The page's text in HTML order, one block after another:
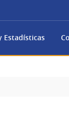
Estadísticas